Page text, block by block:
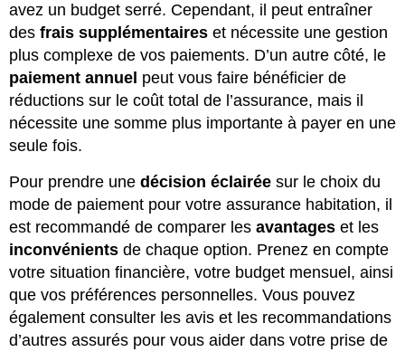
avez un budget serré. Cependant, il peut entraîner
des frais supplémentaires et nécessite une gestion
plus complexe de vos paiements. D’un autre côté, le
paiement annuel peut vous faire bénéficier de
réductions sur le coût total de l’assurance, mais il
nécessite une somme plus importante à payer en une
seule fois.
Pour prendre une décision éclairée sur le choix du
mode de paiement pour votre assurance habitation, il
est recommandé de comparer les avantages et les
inconvénients de chaque option. Prenez en compte
votre situation financière, votre budget mensuel, ainsi
que vos préférences personnelles. Vous pouvez
également consulter les avis et les recommandations
d’autres assurés pour vous aider dans votre prise de